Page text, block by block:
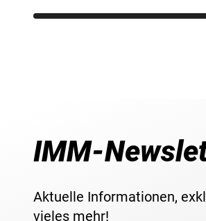
IMM-
Aktuelle Informationen,
vieles mehr!